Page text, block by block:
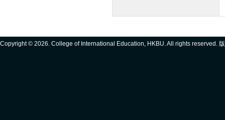
Copyright © 2026. College of International Education, HKBU. All rights reserved.